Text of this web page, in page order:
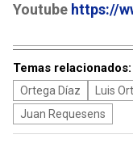
Youtube https://
Temas relacionados:
Ortega Díaz Luis
Juan Requesens